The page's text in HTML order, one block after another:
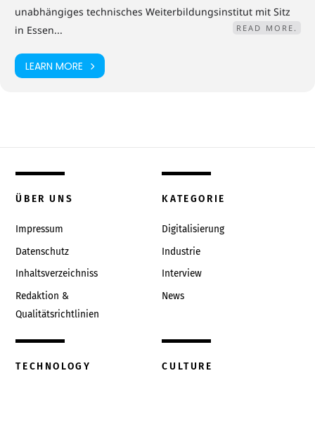
unabhängiges technisches Weiterbildungsinstitut mit Sitz
in Essen...
READ MORE.
LEARN MORE
ÜBER UNS
Impressum
Datenschutz
Inhaltsverzeichniss
Redaktion &
Qualitätsrichtlinien
KATEGORIE
Digitalisierung
Industrie
Interview
News
TECHNOLOGY CULTURE